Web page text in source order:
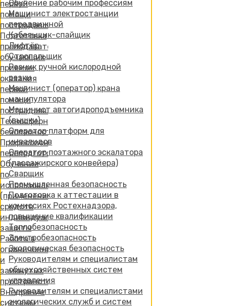
первой
помощи
пострадавшим
Подготовка
преподавателей,
обучающих
приемам
оказания
первой
помощи
пострадавшим
Техносферная
безопасность.
Профессиональная
переподготовка
Обучение
по
использованию
(применению)
средств
индивидуальной
защиты
Работа в
ограниченных
и
замкнутых
пространствах
Внедрение
системы
Обучение рабочим профессиям
Машинист электростанции
передвижной
Кабельщик-спайщик
Лифтёр
Стропальщик
Резчик ручной кислородной
резки
Машинист (оператор) крана
манипулятора
Машинист автогидроподъемника
(вышки)
Оператор платформ для
инвалидов
Оператор поэтажного эскалатора
(пассажирского конвейера)
Сварщик
Промышленная безопасность
Подготовка к аттестации в
комиссиях Ростехнадзора,
повышение квалификации
Теплобезопасность
Электробезопасность
Экологическая безопасность
Руководителям и специалистам
общехозяйственных систем
управления
Руководителям и специалистами
экологических служб и систем